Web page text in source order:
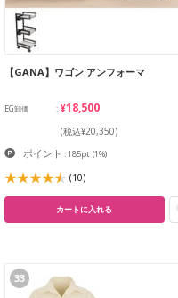
【GANA】ワゴン アンフォーマ
EG卸価 ¥18,500
(税込¥20,350)
ポイント : 185pt (1%)
(10)
カートに入れる
33